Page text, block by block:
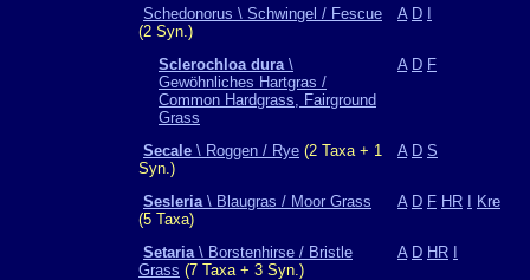
Schedonorus \ Schwingel / Fescue
(2 Syn.)
A D
Sclerochloa dura\
Gewöhnliches Hartgras /
Common Hardgrass, Fairground
Grass
A D F
Secale \ Roggen / Rye (2 Taxa + 1
Syn.)
A D S
Sesleria\ Blaugras / Moor Grass
(5 Taxa)
A D F HR Kre
Setaria\ Borstenhirse / Bristle
Grass (7 Taxa + 3 Syn.)
A D HR